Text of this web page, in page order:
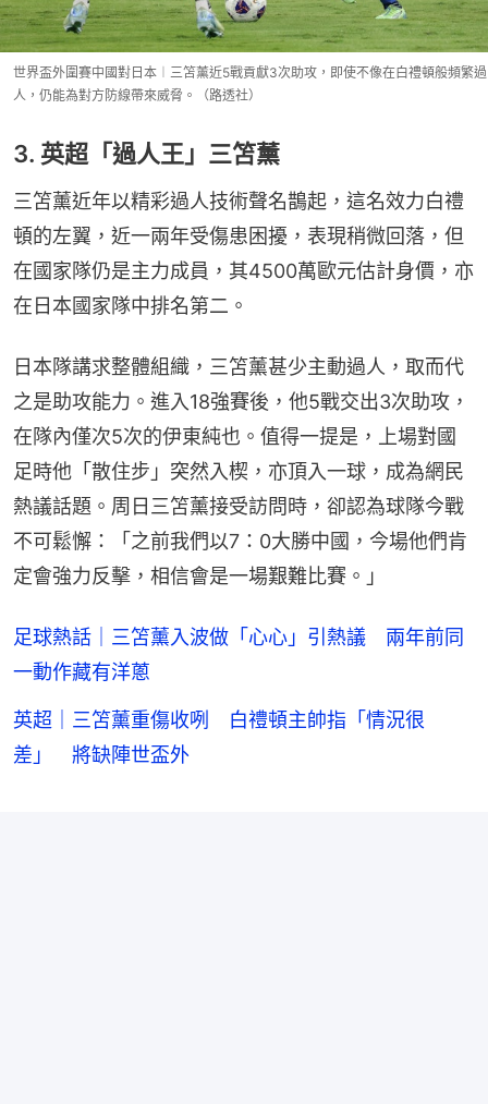
世界盃外圍賽中國對日本︱三笘薰近5戰貢獻3次助攻，即使不像在白禮頓般頻繁過
人，仍能為對方防線帶來威脅。（路透社）
3. 英超「過人王」三笘薰
三笘薰近年以精彩過人技術聲名鵲起，這名效力白禮
頓的左翼，近一兩年受傷患困擾，表現稍微回落，但
在國家隊仍是主力成員，其4500萬歐元估計身價，亦
在日本國家隊中排名第二。
日本隊講求整體組織，三笘薰甚少主動過人，取而代
之是助攻能力。進入18強賽後，他5戰交出3次助攻，
在隊內僅次5次的伊東純也。值得一提是，上場對國
足時他「散住步」突然入楔，亦頂入一球，成為網民
熱議話題。周日三笘薰接受訪問時，卻認為球隊今戰
不可鬆懈：「之前我們以7：0大勝中國，今場他們肯
定會強力反擊，相信會是一場艱難比賽。」
足球熱話｜三笘薰入波做「心心」引熱議 兩年前同
一動作藏有洋蔥
英超｜三笘薰重傷收咧 白禮頓主帥指「情況很
差」 將缺陣世盃外